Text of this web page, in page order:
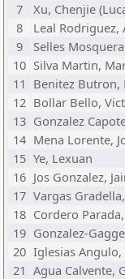
7
Xu, Chenjie
8
Leal Rodriguez,
9
Selles
10 Silva Martin,
11 Benitez Butron,
12 Bollar Bello,
13 Gonzalez
14 Mena Lorente,
15 Ye, Lexuan
16 Jos Gonzalez,
17 Vargas
18 Cordero
19 Gonzalez-
20 Iglesias Angulo,
21 Agua Calvente,